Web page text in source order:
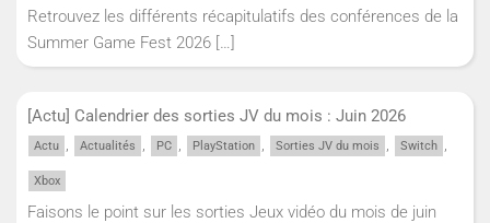
Retrouvez les différents récapitulatifs des conférences de la
Summer Game Fest 2026 […]
[Actu] Calendrier des sorties JV du mois : Juin 2026
Actu , Actualités , PC , PlayStation , Sorties JV du mois , Switch ,
Xbox
Faisons le point sur les sorties Jeux vidéo du mois de juin